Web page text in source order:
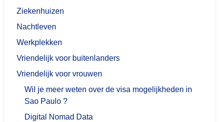
Ziekenhuizen
Nachtleven
Werkplekken
Vriendelijk voor buitenlanders
Vriendelijk voor vrouwen
Wil je meer weten over de visa mogelijkheden in
Sao Paulo ?
Digital Nomad Data